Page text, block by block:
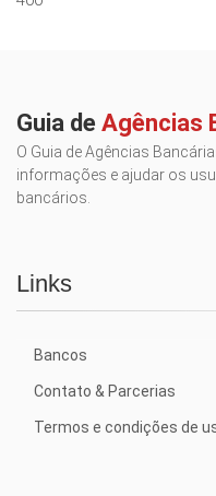
Guia de Agências
O Guia de Agências
informações e ajudar os
bancários.
Links
Bancos
Contato & Parcerias
Termos e condições de